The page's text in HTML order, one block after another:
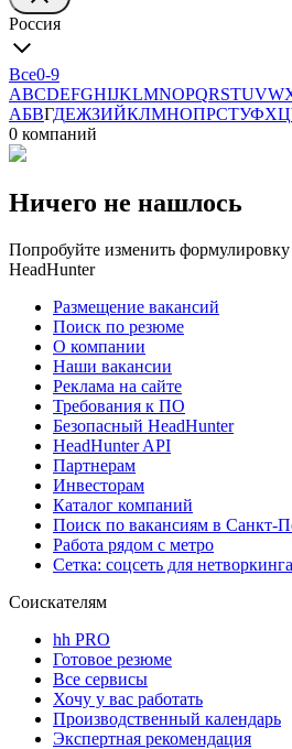
Россия
Все0-9
ABCDEFGHIJKLMNOPQRSTUVW
АБВГДЕЖЗИЙКЛМНОПРСТУФХЦ
0 компаний
Ничего не нашлось
Попробуйте изменить
HeadHunter
Размещение вакансий
Поиск по резюме
О компании
Наши вакансии
Реклама на сайте
Требования к ПО
Безопасный HeadHunter
HeadHunter API
Партнерам
Инвесторам
Каталог компаний
Поиск по вакансиям в Санкт-
Работа рядом с метро
Сетка: соцсеть для нетворкинга
Соискателям
hh PRO
Готовое резюме
Все сервисы
Хочу у вас работать
Производственный календарь
Экспертная рекомендация